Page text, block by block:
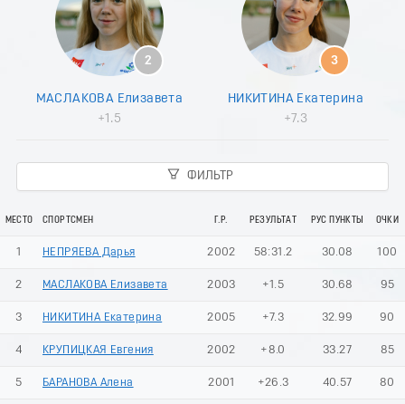
5
8
2
МАСЛАКОВА Елизавета
+1.5
3
НИКИТИНА Екатерина
+7.3
ФИЛЬТР
МЕСТО СПОРТСМЕН Г.Р. РЕЗУЛЬТАТ РУС ПУНКТЫ ОЧКИ
1 НЕПРЯЕВА Дарья 2002 58:31.2 30.08 100
2 МАСЛАКОВА Елизавета 2003 +1.5 30.68 95
3 НИКИТИНА Екатерина 2005 +7.3 32.99 90
4 КРУПИЦКАЯ Евгения 2002 +8.0 33.27 85
5 БАРАНОВА Алена 2001 +26.3 40.57 80